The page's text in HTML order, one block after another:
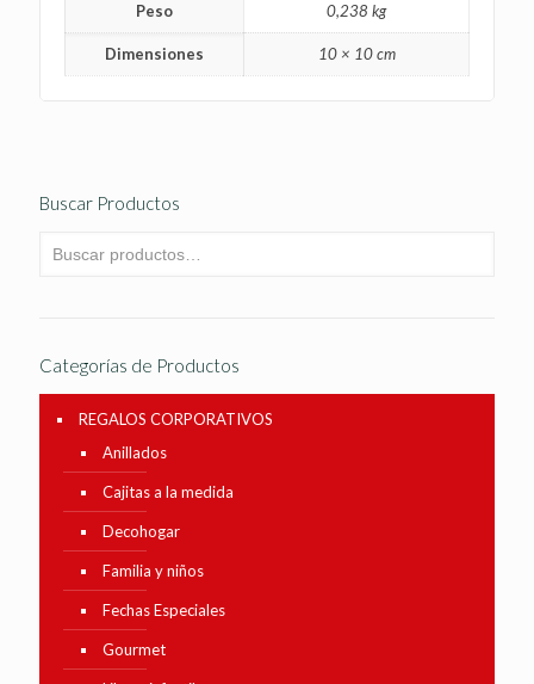
Peso 0,238 kg
Dimensiones 10 × 10 cm
Buscar Productos
Categorías de Productos
REGALOS CORPORATIVOS
Anillados
Cajitas a la medida
Decohogar
Familia y niños
Fechas Especiales
Gourmet